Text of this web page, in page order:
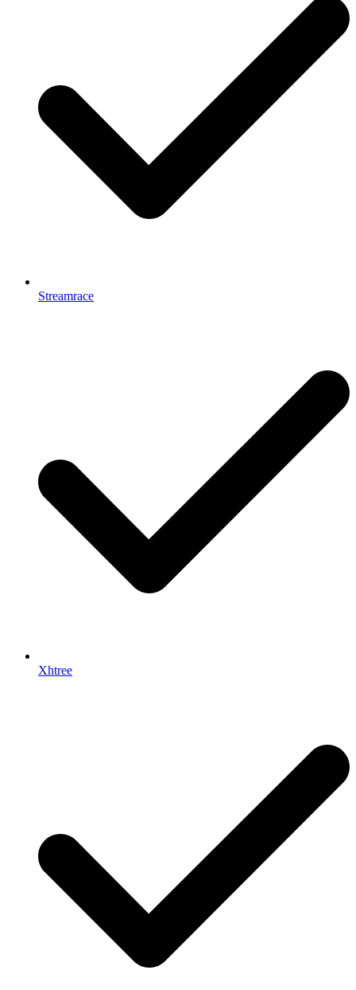
Streamrace
Xhtree